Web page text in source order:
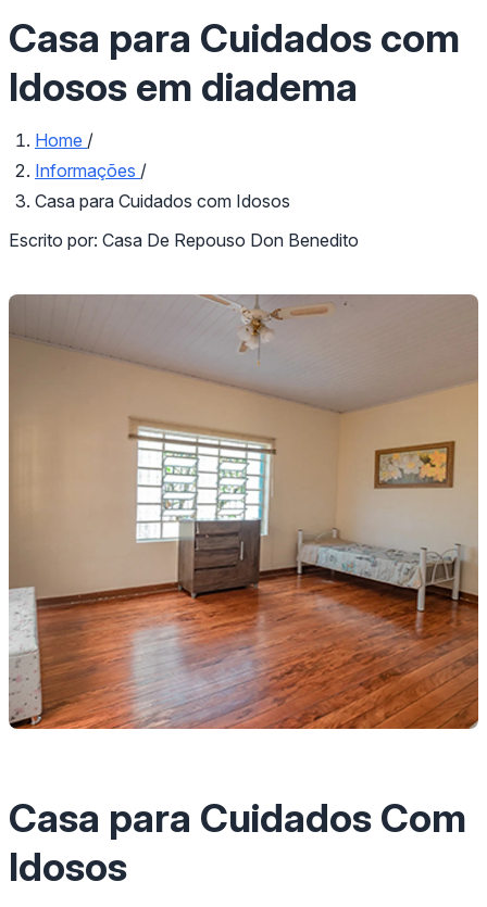
Casa para Cuidados com
Idosos em diadema
Home /
Informações /
Casa para Cuidados com Idosos
Escrito por: Casa De Repouso Don Benedito
Casa para Cuidados Com
Idosos